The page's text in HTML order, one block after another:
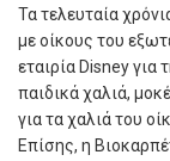
Τα τελευταία
με οίκους του
εταιρία Disney
παιδικά χαλιά,
για τα χαλιά του
Eπίσης, η